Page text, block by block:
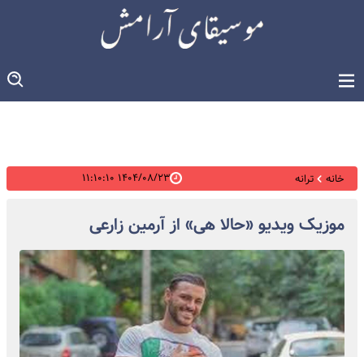
خانه ترانه ۱۴۰۴/۰۸/۲۳ ۱۱:۱۰:۱۰
موزیک ویدیو «حالا هی» از آرمین زارعی